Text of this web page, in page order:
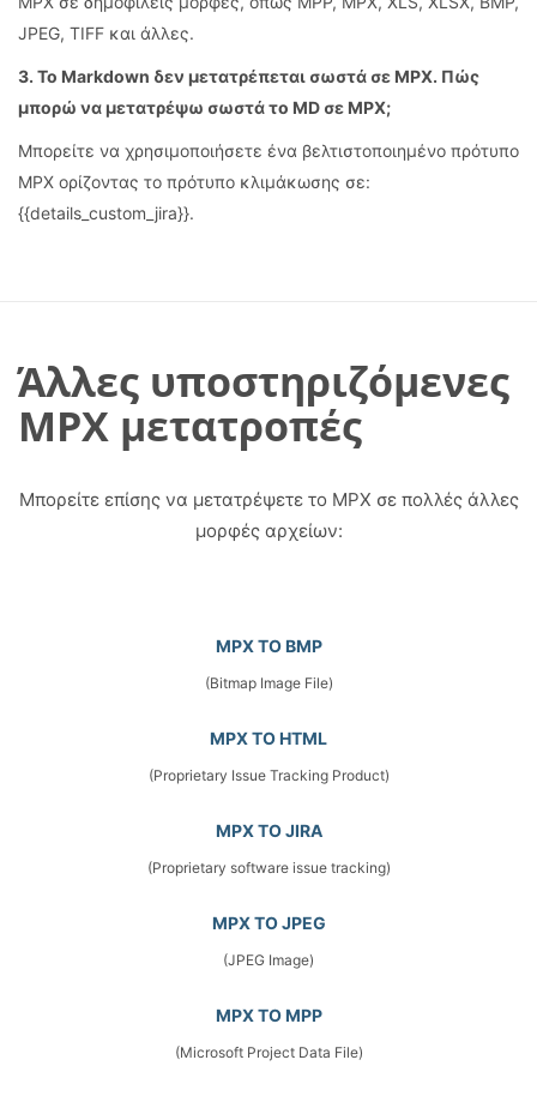
JPEG, TIFF και άλλες.
3. Το Markdown δεν μετατρέπεται σωστά σε MPX. Πώς
μπορώ να μετατρέψω σωστά το MD σε MPX;
Μπορείτε να χρησιμοποιήσετε ένα βελτιστοποιημένο πρότυπο
MPX ορίζοντας το πρότυπο κλιμάκωσης σε:
{{details_custom_jira}}.
Άλλες υποστηριζόμενες
MPX μετατροπές
Μπορείτε επίσης να μετατρέψετε το MPX σε πολλές άλλες
μορφές αρχείων:
MPX TO BMP
(Bitmap Image File)
MPX TO HTML
(Proprietary Issue Tracking Product)
MPX TO JIRA
(Proprietary software issue tracking)
MPX TO JPEG
(JPEG Image)
MPX TO MPP
(Microsoft Project Data File)